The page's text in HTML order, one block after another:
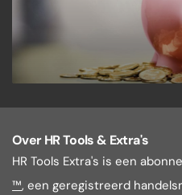
Over HR Tools & Extra's
HR Tools Extra's is een
™, een geregistreerd